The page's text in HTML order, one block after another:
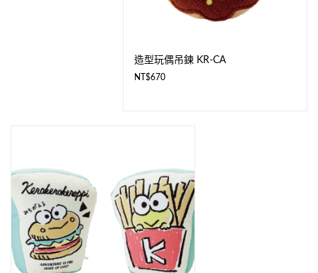
造型玩偶吊鍊 KR-CA
NT$670